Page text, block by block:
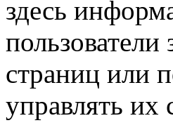
здесь
страниц или
управлять